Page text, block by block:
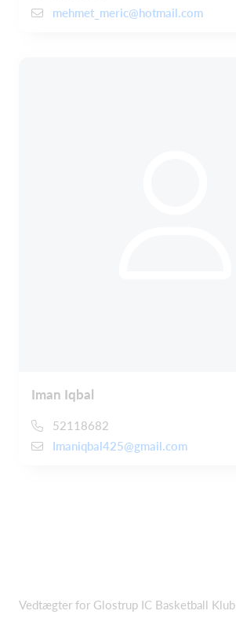
mehmet_meric@hotmail.com
Iman Iqbal
52118682
Imaniqbal425@gmail.com
Vedtægter for Glostrup IC Basketball Klub